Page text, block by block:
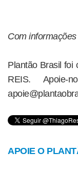
Com
Plantão Brasil foi
REIS. Apoie-
APOIE O